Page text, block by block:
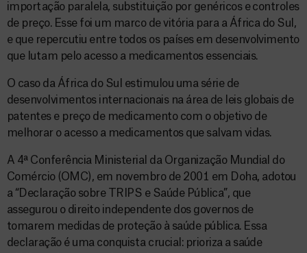
importação paralela, substituição por genéricos e controles
de preço. Esse foi um marco de vitória para a África do Sul,
e que repercutiu entre todos os países em desenvolvimento
que lutam pelo acesso a medicamentos essenciais.
O caso da África do Sul estimulou uma série de
desenvolvimentos internacionais na área de leis globais de
patentes e preço de medicamento com o objetivo de
melhorar o acesso a medicamentos que salvam vidas.
A 4ª Conferência Ministerial da Organização Mundial do
Comércio (OMC), em novembro de 2001 em Doha, adotou
a “Declaração sobre TRIPS e Saúde Pública”, que
assegurou o direito independente dos governos de
tomarem medidas de proteção à saúde pública. Essa
declaração é uma conquista crucial: prioriza a saúde